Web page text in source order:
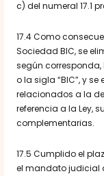
c) del numeral 17.1
17.4 Como
Sociedad BIC, se
según corresponda,
o la sigla “BIC”, y
relacionados a la
referencia a la Ley,
complementarias.
17.5 Cumplido el
el mandato judicial